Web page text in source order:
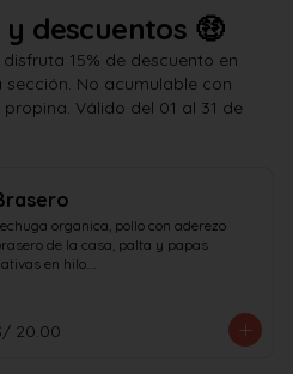
descuentos 🤑
15% de descuento en
No acumulable con
Válido del 01 al 31 de
organica, pollo con aderezo
de la casa, palta y papas
en hilo.
20.00